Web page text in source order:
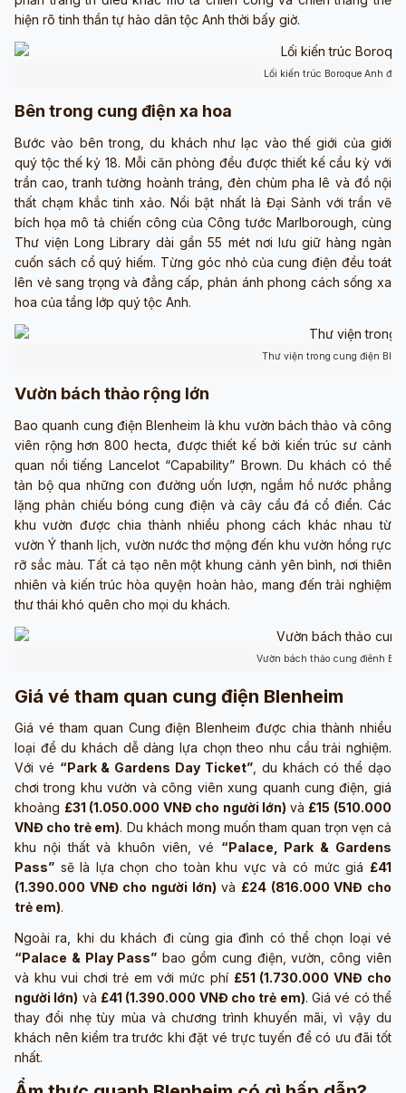
hiện rõ tinh thần tự hào dân tộc Anh thời bấy giờ.
Lối kiến trúc Boroque Anh
Bên trong cung điện xa hoa
Bước vào bên trong, du khách như lạc vào thế giới của giới
quý tộc thế kỷ 18. Mỗi căn phòng đều được thiết kế cầu kỳ với
trần cao, tranh tường hoành tráng, đèn chùm pha lê và đồ nội
thất chạm khắc tinh xảo. Nổi bật nhất là Đại Sảnh với trần vẽ
bích họa mô tả chiến công của Công tước Marlborough, cùng
Thư viện Long Library dài gần 55 mét nơi lưu giữ hàng ngàn
cuốn sách cổ quý hiếm. Từng góc nhỏ của cung điện đều toát
lên vẻ sang trọng và đẳng cấp, phản ánh phong cách sống xa
hoa của tầng lớp quý tộc Anh.
Thư viện trong cung điện
Vườn bách thảo rộng lớn
Bao quanh cung điện Blenheim là khu vườn bách thảo và công
viên rộng hơn 800 hecta, được thiết kế bởi kiến trúc sư cảnh
quan nổi tiếng Lancelot “Capability” Brown. Du khách có thể
tản bộ qua những con đường uốn lượn, ngắm hồ nước phẳng
lặng phản chiếu bóng cung điện và cây cầu đá cổ điển. Các
khu vườn được chia thành nhiều phong cách khác nhau từ
vườn Ý thanh lịch, vườn nước thơ mộng đến khu vườn hồng rực
rỡ sắc màu. Tất cả tạo nên một khung cảnh yên bình, nơi thiên
nhiên và kiến trúc hòa quyện hoàn hảo, mang đến trải nghiệm
thư thái khó quên cho mọi du khách.
Vườn bách thảo cung điênh
Giá vé tham quan cung điện Blenheim
Giá vé tham quan Cung điện Blenheim được chia thành nhiều
loại để du khách dễ dàng lựa chọn theo nhu cầu trải nghiệm.
Với vé “Park & Gardens Day Ticket”, du khách có thể dạo
chơi trong khu vườn và công viên xung quanh cung điện, giá
khoảng £31 (1.050.000 VNĐ cho người lớn) và £15 (510.000
VNĐ cho trẻ em). Du khách mong muốn tham quan trọn vẹn cả
khu nội thất và khuôn viên, vé “Palace, Park & Gardens
Pass” sẽ là lựa chọn cho toàn khu vực và có mức giá £41
(1.390.000 VNĐ cho người lớn) và £24 (816.000 VNĐ cho
trẻ em).
Ngoài ra, khi du khách đi cùng gia đình có thể chọn loại vé
“Palace & Play Pass” bao gồm cung điện, vườn, công viên
và khu vui chơi trẻ em với mức phí £51 (1.730.000 VNĐ cho
người lớn) và £41 (1.390.000 VNĐ cho trẻ em). Giá vé có thể
thay đổi nhẹ tùy mùa và chương trình khuyến mãi, vì vậy du
khách nên kiểm tra trước khi đặt vé trực tuyến để có ưu đãi tốt
nhất.